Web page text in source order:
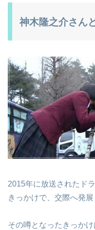
神木隆之介さん
2015年に放送されたド
きっかけで、交際へ発
その噂となったきっか